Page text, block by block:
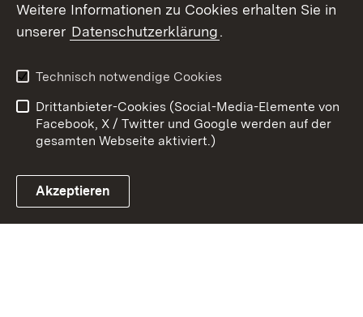
Link zum Landesportal
Kontakt
Datenschutz
Barrierefreiheit
Impressum Cookies
Weitere Informationen zu Cookies erhalten Sie in
unserer Datenschutzerklärung.
Technisch notwendige Cookies
Drittanbieter-Cookies (Social-Media-Elemente von
Facebook, X / Twitter und Google werden auf der
gesamten Webseite aktiviert.)
Akzeptieren